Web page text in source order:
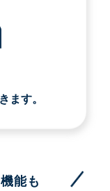
ます。
能も